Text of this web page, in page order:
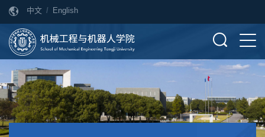
中文 / English